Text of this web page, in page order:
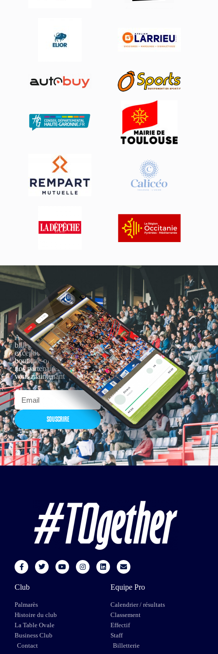
Actualités, nouveautés,
billetterie, remises
exceptionnelles dans la
boutique officielles & chez
nos partenaires… Inscrivez-
vous maintenant
SOUSCRIRE
Club
Palmarès
Histoire du club
La Table Ovale
Business Club
Contact
Equipe Pro
Calendrier / résultats
Classement
Effectif
Staff
Billetterie